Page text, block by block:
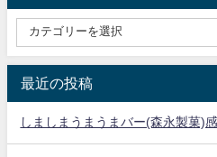
最近の投稿
しましまうまうまバー(森永製菓)